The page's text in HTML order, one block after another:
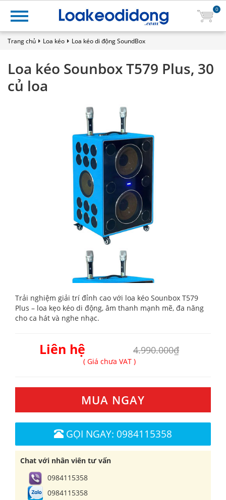
0
Trang chủ Loa kéo Loa kéo di động SoundBox
Loa kéo Sounbox T579 Plus, 30
củ loa
Trải nghiệm giải trí đỉnh cao với loa kéo Sounbox T579
Plus – loa kẹo kéo di động, âm thanh mạnh mẽ, đa năng
cho ca hát và nghe nhạc.
Liên hệ 4.990.000₫
( Giá chưa VAT )
MUA NGAY
GỌI NGAY: 0984115358
Chat với nhân viên tư vấn
0984115358
0984115358